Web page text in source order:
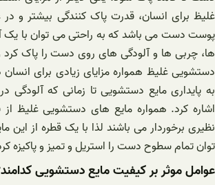
غلیظ برای انسان، قدرت پاک کنندگی بیشتر و
پوست دست می باشد که به راحتی می‌ توان با یک
ها، چربی ها و آلودگی های روی دست را پاک کرد
دستشویی غلیظ همواره مزایای زیادی برای انسان
به پایداری مایع دستشویی تا زمانی که
اشاره کرد. همواره مایع های دستشویی غلیظ
‌نظیری برخوردار می ‌باشند لذا با یک قطره از
توان تمام سطوح دست را استریل و تمیز و پاکیزه
عوامل موثر بر کیفیت مایع دستشویی